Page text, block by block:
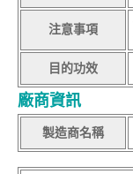
注意事項
目的功效
廠商資訊
製造商名稱